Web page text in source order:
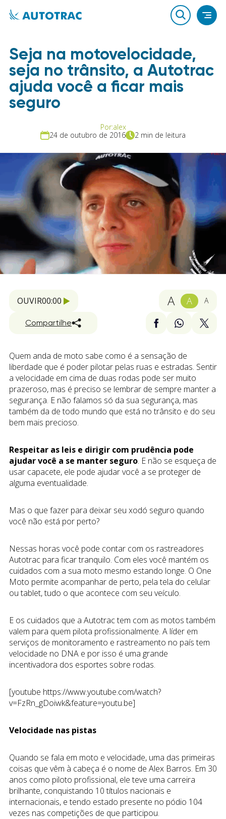
Seja na motovelocidade,
seja no trânsito, a Autotrac
ajuda você a ficar mais
seguro
Por:alex
24 de outubro de 2016
2 min de leitura
OUVIR00:00 A A A
Compartilhe
Quem anda de moto sabe como é a sensação de
liberdade que é poder pilotar pelas ruas e estradas. Sentir
a velocidade em cima de duas rodas pode ser muito
prazeroso, mas é preciso se lembrar de sempre manter a
segurança. E não falamos só da sua segurança, mas
também da de todo mundo que está no trânsito e do seu
bem mais precioso.
Respeitar as leis e dirigir com prudência pode
ajudar você a se manter seguro. E não se esqueça de
usar capacete, ele pode ajudar você a se proteger de
alguma eventualidade.
Mas o que fazer para deixar seu xodó seguro quando
você não está por perto?
Nessas horas você pode contar com os rastreadores
Autotrac para ficar tranquilo. Com eles você mantém os
cuidados com a sua moto mesmo estando longe. O One
Moto permite acompanhar de perto, pela tela do celular
ou tablet, tudo o que acontece com seu veículo.
E os cuidados que a Autotrac tem com as motos também
valem para quem pilota profissionalmente. A líder em
serviços de monitoramento e rastreamento no país tem
velocidade no DNA e por isso é uma grande
incentivadora dos esportes sobre rodas.
[youtube https://www.youtube.com/watch?
v=FzRn_gDoiwk&feature=youtu.be]
Velocidade nas pistas
Quando se fala em moto e velocidade, uma das primeiras
coisas que vêm à cabeça é o nome de Alex Barros. Em 30
anos como piloto profissional, ele teve uma carreira
brilhante, conquistando 10 títulos nacionais e
internacionais, e tendo estado presente no pódio 104
vezes nas competições de que participou.